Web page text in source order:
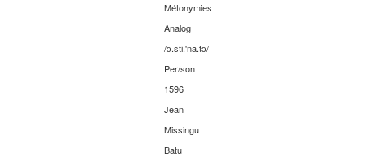
Métonymies
Analog
/ɔ.sti.'na.tɔ/
Per/son
1596
Jean
Missingu
Batu